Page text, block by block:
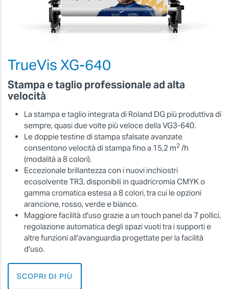
TrueVis XG-640
Stampa e taglio professionale ad alta
velocità
La stampa e taglio integrata di Roland DG più produttiva di
sempre, quasi due volte più veloce della VG3-640.
Le doppie testine di stampa sfalsate avanzate
consentono velocità di stampa fino a 15,2 m2 /h
(modalità a 8 colori).
Eccezionale brillantezza con i nuovi inchiostri
ecosolvente TR3, disponibili in quadricromia CMYK o
gamma cromatica estesa a 8 colori, tra cui le opzioni
arancione, rosso, verde e bianco.
Maggiore facilità d'uso grazie a un touch panel da 7 pollici,
regolazione automatica degli spazi vuoti tra i supporti e
altre funzioni all'avanguardia progettate per la facilità
d'uso.
SCOPRI DI PIÙ